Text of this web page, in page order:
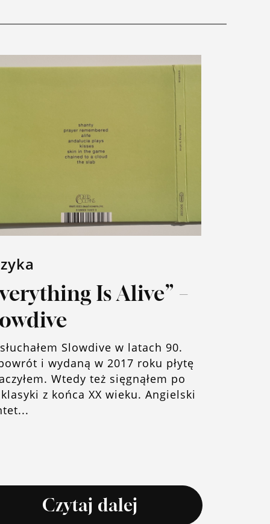
Is Alive” –
Slowdive w latach 90.
i wydaną w 2017 roku płytę
Wtedy też sięgnąłem po
z końca XX wieku. Angielski
Czytaj dalej